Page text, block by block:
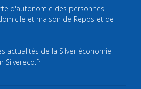
d'autonomie des personnes
et maison de Repos et de
actualités de la Silver économie
Silvereco.fr